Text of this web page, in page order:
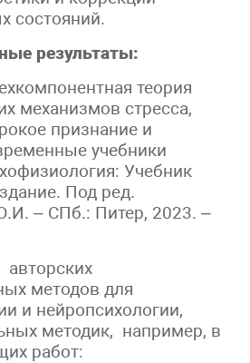
состояний.
результаты:
теория
механизмов стресса,
признание и
учебники
Учебник
Под ред.
– СПб.: Питер, 2023. –
авторских
методов для
и нейропсихологии,
методик, например, в
работ: